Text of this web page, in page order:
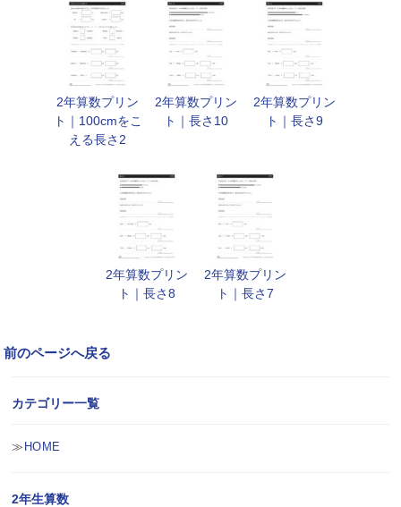
2年算数プリン
ト｜100cmをこ
える長さ2
2年算数プリン
ト｜長さ10
2年算数プリン
ト｜長さ9
2年算数プリン
ト｜長さ8
2年算数プリン
ト｜長さ7
前のページへ戻る
カテゴリー一覧
HOME
2年生算数